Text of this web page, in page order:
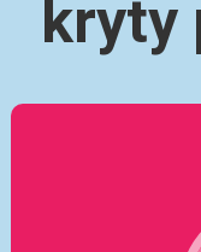
kryty